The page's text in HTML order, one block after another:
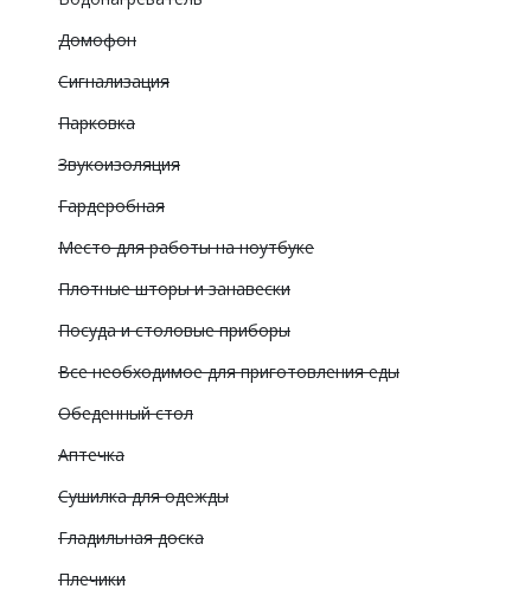
Домофон
Сигнализация
Парковка
Звукоизоляция
Гардеробная
Место для работы на ноутбуке
Плотные шторы и занавески
Посуда и столовые приборы
Все необходимое для приготовления еды
Обеденный стол
Аптечка
Сушилка для одежды
Гладильная доска
Плечики